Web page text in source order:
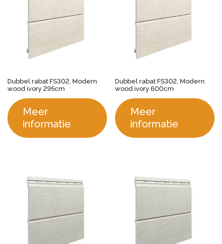
Dubbel rabat FS302, Modern
wood ivory 295cm
Meer
informatie
Dubbel rabat FS302, Modern
wood ivory 600cm
Meer
informatie